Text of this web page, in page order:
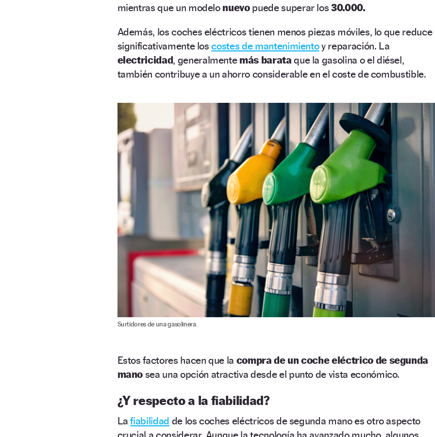
mientras que un modelo nuevo puede superar los30.000.
Además, los coches eléctricos tienen menos piezas móviles, lo que reduce
significativamente loscostes de mantenimientoy reparación. La
electricidad, generalmentemás barata que la gasolina o el diésel,
también contribuye a un ahorro considerable en el coste de combustible.
Surtidores de una gasolinera.
Estos factores hacen que la compra de un coche eléctrico de segunda
mano sea una opción atractiva desde el punto de vista económico.
¿Y respecto a la fiabilidad?
Lafiabilidad de los coches eléctricos de segunda mano es otro aspecto